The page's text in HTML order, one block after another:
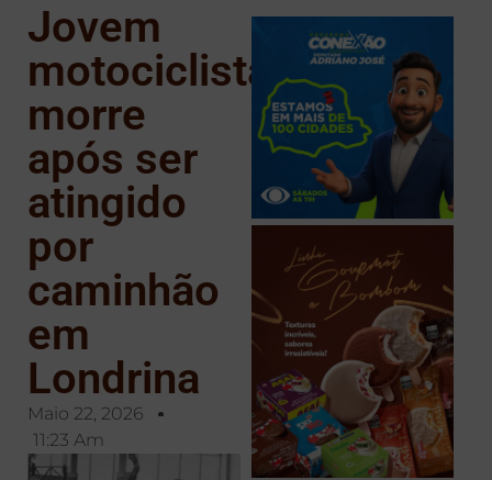
Jovem
motociclista
morre
após ser
atingido
por
caminhão
em
Londrina
Maio 22, 2026
11:23 Am